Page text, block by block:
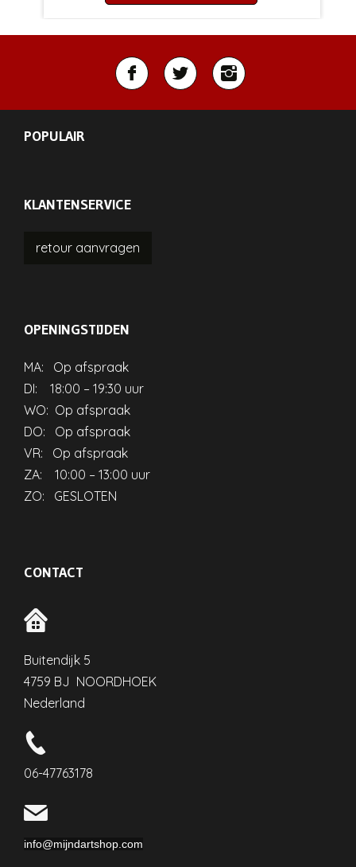
POPULAIR
KLANTENSERVICE
retour aanvragen
OPENINGSTIJDEN
MA: Op afspraak
DI: 18:00 – 19:30 uur
WO: Op afspraak
DO: Op afspraak
VR: Op afspraak
ZA: 10:00 – 13:00 uur
ZO: GESLOTEN
CONTACT
Buitendijk 5
4759 BJ NOORDHOEK
Nederland
06-47763178
info@mijndartshop.com